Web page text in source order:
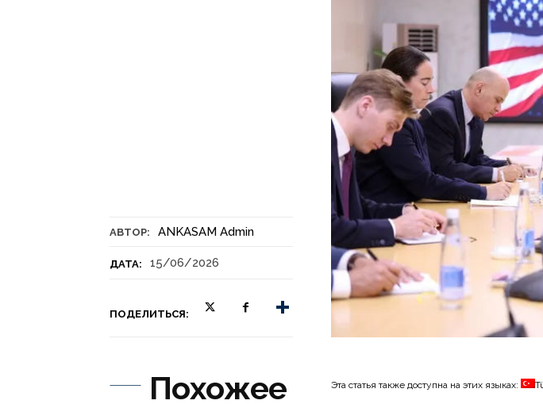
АВТОР: ANKASAM Admin
ДАТА: 15/06/2026
ПОДЕЛИТЬСЯ:
Похожее Эта статья также доступна на этих языках: